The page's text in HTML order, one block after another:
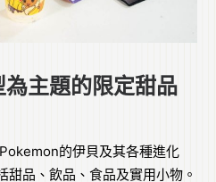
主題的限定甜品
的伊貝及其各種進化
甜品、飲品、食品及實用小物。